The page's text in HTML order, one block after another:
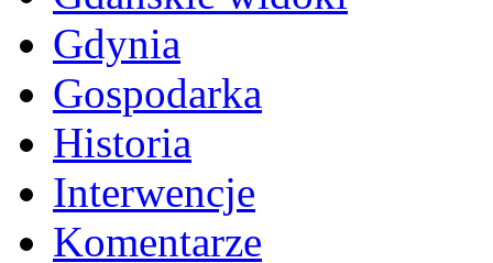
Gdynia
Gospodarka
Historia
Interwencje
Komentarze